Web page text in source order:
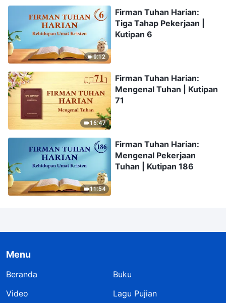
9:12
Firman Tuhan Harian:
Tiga Tahap Pekerjaan |
Kutipan 6
16:47
Firman Tuhan Harian:
Mengenal Tuhan | Kutipan
71
11:54
Firman Tuhan Harian:
Mengenal Pekerjaan
Tuhan | Kutipan 186
Menu
Beranda
Buku
Video
Lagu Pujian